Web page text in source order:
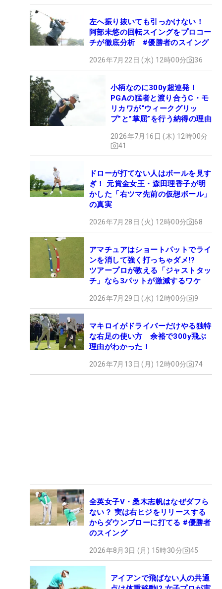
左へ振り抜いても引っかけない！
阿部未悠の回転スイングをプロコー
チが徹底分析 #優勝者のスイング
2026年7月22日 (水) 12時00分 36
小柄なのに300y超連発！
PGAの猛者と渡り合うC・モ
リカワが“ウィークグリッ
プ”と”掌屈”を行う納得の理由
2026年7月16日 (木) 12時00分
41
ドローが打てない人はボールを見す
ぎ！ 元賞金女王・森田理香子が明
かした「右ツマ先前の仮想ボール」
の真実
2026年7月28日 (火) 12時00分 68
アマチュアはショートパットでライ
ンを消して強く打っちゃダメ!?
ツアープロが教える「ジャストタッ
チ」なら3パットが激減するワケ
2026年7月29日 (水) 12時00分 9
マキロイがドライバーだけやる独特
な右足の使い方 余裕で300y飛ぶ
理由がわかった！
2026年7月13日 (月) 12時00分 74
全英女子V・桑木志帆はなぜダフら
ない？ 実は右ヒジをリリースする
からダウンブローに打てる #優勝者
のスイング
2026年8月3日 (月) 15時30分 45
アイアンで飛ばない人の共通